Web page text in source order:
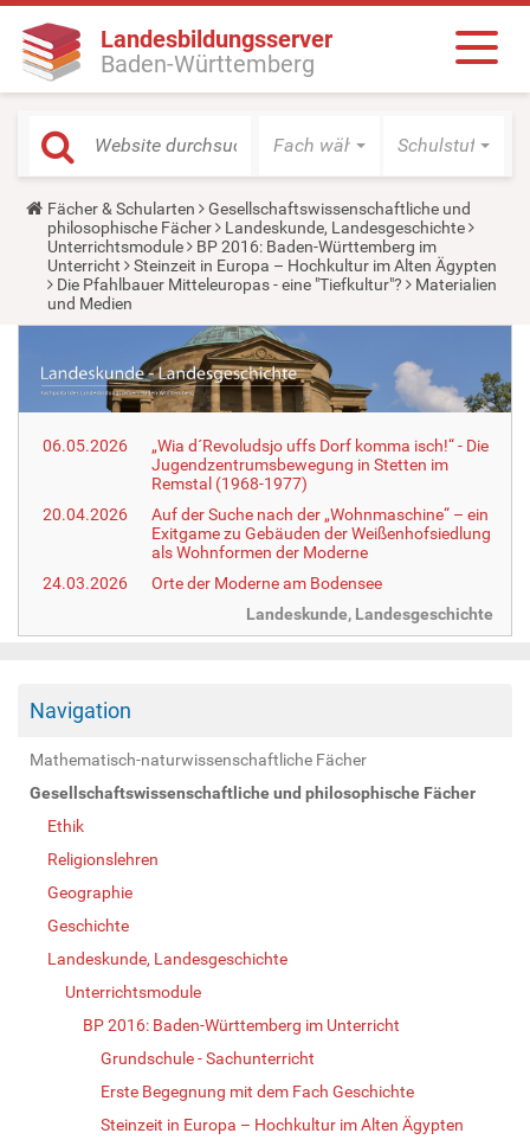
Landesbildungsserver
Baden-Württemberg
Fach wählen Schulstufe
Y
o
u
a
r
e
h
e
:
Fächer & Schularten
Gesellschaftswissenschaftliche und
philosophische Fächer
Landeskunde, Landesgeschichte
Unterrichtsmodule
BP 2016: Baden-Württemberg im
Unterricht
Steinzeit in Europa – Hochkultur im Alten Ägypten
Die Pfahlbauer Mitteleuropas - eine "Tiefkultur"?
Materialien
und Medien
06.05.2026
„Wia d´Revoludsjo uffs Dorf komma isch!“ - Die
Jugendzentrumsbewegung in Stetten im
Remstal (1968-1977)
20.04.2026
Auf der Suche nach der „Wohnmaschine“ – ein
Exitgame zu Gebäuden der Weißenhofsiedlung
als Wohnformen der Moderne
24.03.2026
Orte der Moderne am Bodensee
Landeskunde, Landesgeschichte
Navigation
Mathematisch-naturwissenschaftliche Fächer
Gesellschaftswissenschaftliche und philosophische Fächer
Ethik
Religionslehren
Geographie
Geschichte
Landeskunde, Landesgeschichte
Unterrichtsmodule
BP 2016: Baden-Württemberg im Unterricht
Grundschule - Sachunterricht
Erste Begegnung mit dem Fach Geschichte
Steinzeit in Europa – Hochkultur im Alten Ägypten